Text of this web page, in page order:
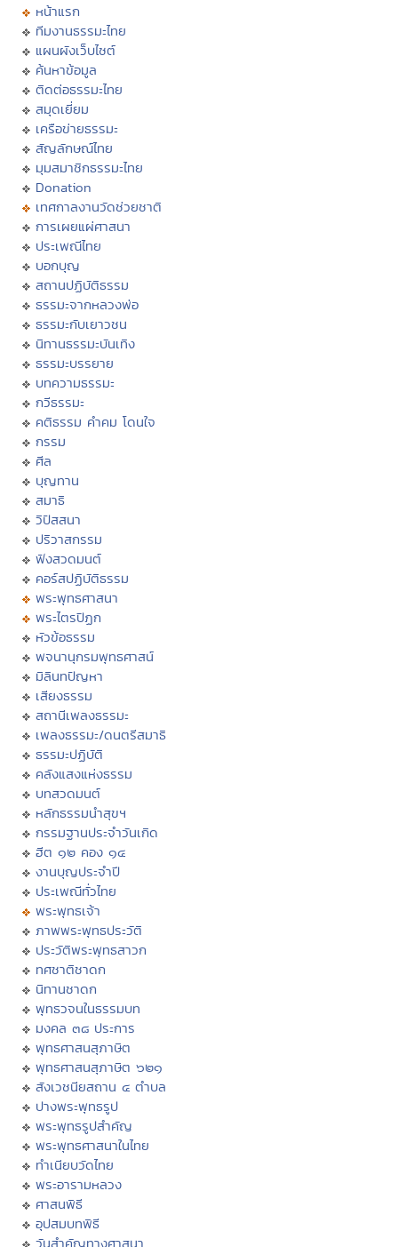
หน้าแรก
ทีมงานธรรมะไทย
แผนผังเว็บไซต์
ค้นหาข้อมูล
ติดต่อธรรมะไทย
สมุดเยี่ยม
เครือข่ายธรรมะ
สัญลักษณ์ไทย
มุมสมาชิกธรรมะไทย
Donation
เทศกาลงานวัดช่วยชาติ
การเผยแผ่ศาสนา
ประเพณีไทย
บอกบุญ
สถานปฏิบัติธรรม
ธรรมะจากหลวงพ่อ
ธรรมะกับเยาวชน
นิทานธรรมะบันเทิง
ธรรมะบรรยาย
บทความธรรมะ
กวีธรรมะ
คติธรรม คำคม โดนใจ
กรรม
ศีล
บุญทาน
สมาธิ
วิปัสสนา
ปริวาสกรรม
ฟังสวดมนต์
คอร์สปฏิบัติธรรม
พระพุทธศาสนา
พระไตรปิฏก
หัวข้อธรรม
พจนานุกรมพุทธศาสน์
มิลินทปัญหา
เสียงธรรม
สถานีเพลงธรรมะ
เพลงธรรมะ/ดนตรีสมาธิ
ธรรมะปฏิบัติ
คลังแสงแห่งธรรม
บทสวดมนต์
หลักธรรมนำสุขฯ
กรรมฐานประจำวันเกิด
ฮีต ๑๒ คอง ๑๔
งานบุญประจำปี
ประเพณีทั่วไทย
พระพุทธเจ้า
ภาพพระพุทธประวัติ
ประวัติพระพุทธสาวก
ทศชาติชาดก
นิทานชาดก
พุทธวจนในธรรมบท
มงคล ๓๘ ประการ
พุทธศาสนสุภาษิต
พุทธศาสนสุภาษิต ๖๒๑
สังเวชนียสถาน ๔ ตำบล
ปางพระพุทธรูป
พระพุทธรูปสำคัญ
พระพุทธศาสนาในไทย
ทำเนียบวัดไทย
พระอารามหลวง
ศาสนพิธี
อุปสมบทพิธี
วันสำคัญทางศาสนา